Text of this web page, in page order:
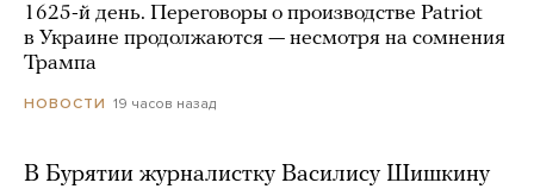
1625-й день. Переговоры о производстве Patriot
в Украине продолжаются — несмотря на сомнения
Трампа
НОВОСТИ 19 часов назад
В Бурятии журналистку Василису Шишкину